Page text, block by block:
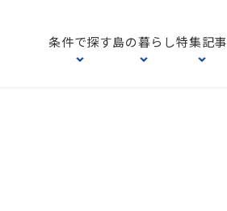
条件で探す島の暮らし特集記事